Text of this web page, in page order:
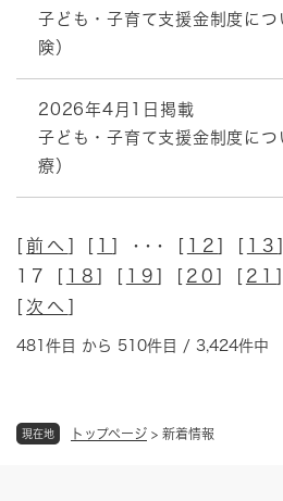
現在地 トップページ > 新着情報
子ども・子育て支援金制度につ
険）
2026年4月1日掲載
子ども・子育て支援金制度につ
療）
前へ 1 ] ･･･ [ 12 13
17 [
18 19 20 21
次へ
481件目 から 510件目 / 3,424件中